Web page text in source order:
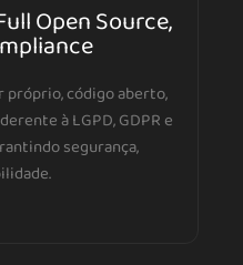
Open Source,
código aberto,
à LGPD, GDPR e
segurança,